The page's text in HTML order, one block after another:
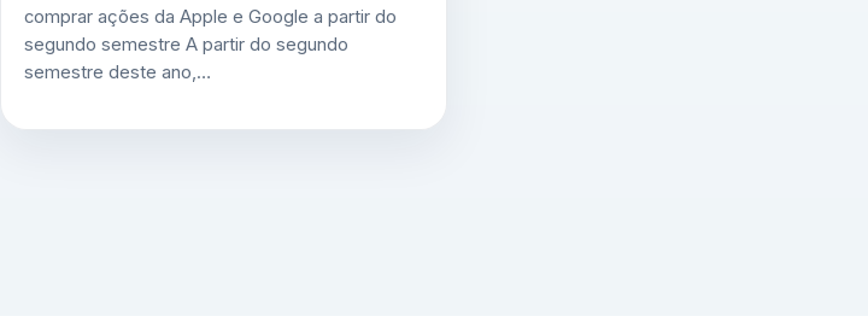
comprar ações da Apple e Google a partir do
segundo semestre A partir do segundo
semestre deste ano,…